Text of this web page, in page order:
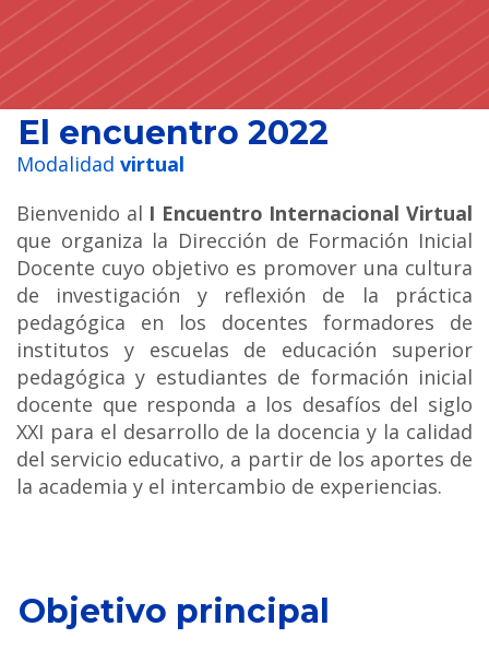
El encuentro 2022
Modalidad virtual
Bienvenido al I Encuentro Internacional Virtual
que organiza la Dirección de Formación Inicial
Docente cuyo objetivo es promover una cultura
de investigación y reflexión de la práctica
pedagógica en los docentes formadores de
institutos y escuelas de educación superior
pedagógica y estudiantes de formación inicial
docente que responda a los desafíos del siglo
XXI para el desarrollo de la docencia y la calidad
del servicio educativo, a partir de los aportes de
la academia y el intercambio de experiencias.
Objetivo principal